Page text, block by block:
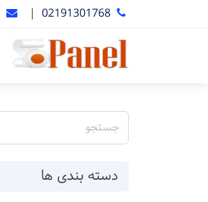
02191301768
|
دسته بندی ها